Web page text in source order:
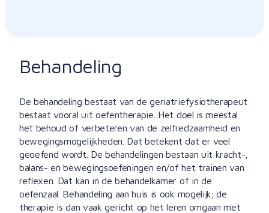
Behandeling
De behandeling bestaat van de geriatriefysiotherapeut
bestaat vooral uit oefentherapie. Het doel is meestal
het behoud of verbeteren van de zelfredzaamheid en
bewegingsmogelijkheden. Dat betekent dat er veel
geoefend wordt. De behandelingen bestaan uit kracht-,
balans- en bewegingsoefeningen en/of het trainen van
reflexen. Dat kan in de behandelkamer of in de
oefenzaal. Behandeling aan huis is ook mogelijk; de
therapie is dan vaak gericht op het leren omgaan met